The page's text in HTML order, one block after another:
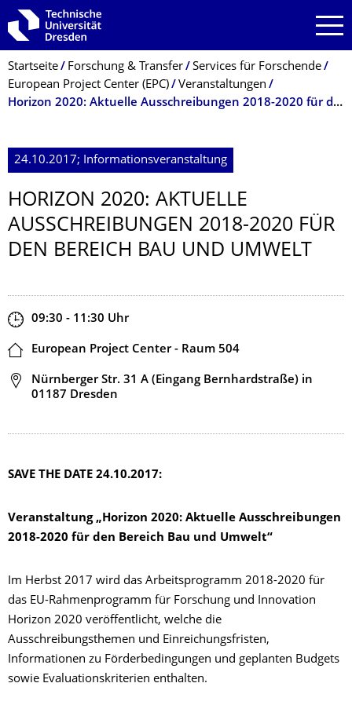
Zur Hauptnavigation springen
Zur Suche springen
Zum Inhalt springen
Breadcrumb-Menü
Startseite Forschung & Transfer
Services für Forschende
European Project Center (EPC)
Veranstaltungen
Horizon 2020: Aktuelle Ausschreibungen 2018-2020 für den Bereich Bau und Umwelt
24.10.2017; Informationsveranstaltung
HORIZON 2020: AKTUELLE
AUSSCHREIBUNGEN 2018-2020 FÜR
DEN BEREICH BAU UND UMWELT
Zeit
09:30 - 11:30 Uhr
Ort
European Project Center - Raum 504
Adresse
Nürnberger Str. 31 A (Eingang Bernhardstraße) in
01187 Dresden
SAVE THE DATE 24.10.2017:
Veranstaltung „Horizon 2020: Aktuelle Ausschreibungen
2018-2020 für den Bereich Bau und Umwelt“
Im Herbst 2017 wird das Arbeitsprogramm 2018-2020 für
das EU-Rahmenprogramm für Forschung und Innovation
Horizon 2020 veröffentlicht, welche die
Ausschreibungsthemen und Einreichungsfristen,
Informationen zu Förderbedingungen und geplanten Budgets
sowie Evaluationskriterien enthalten.